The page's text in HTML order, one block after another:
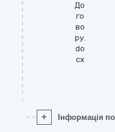
До
го
во
ру.
do
cx
+ Інформація по